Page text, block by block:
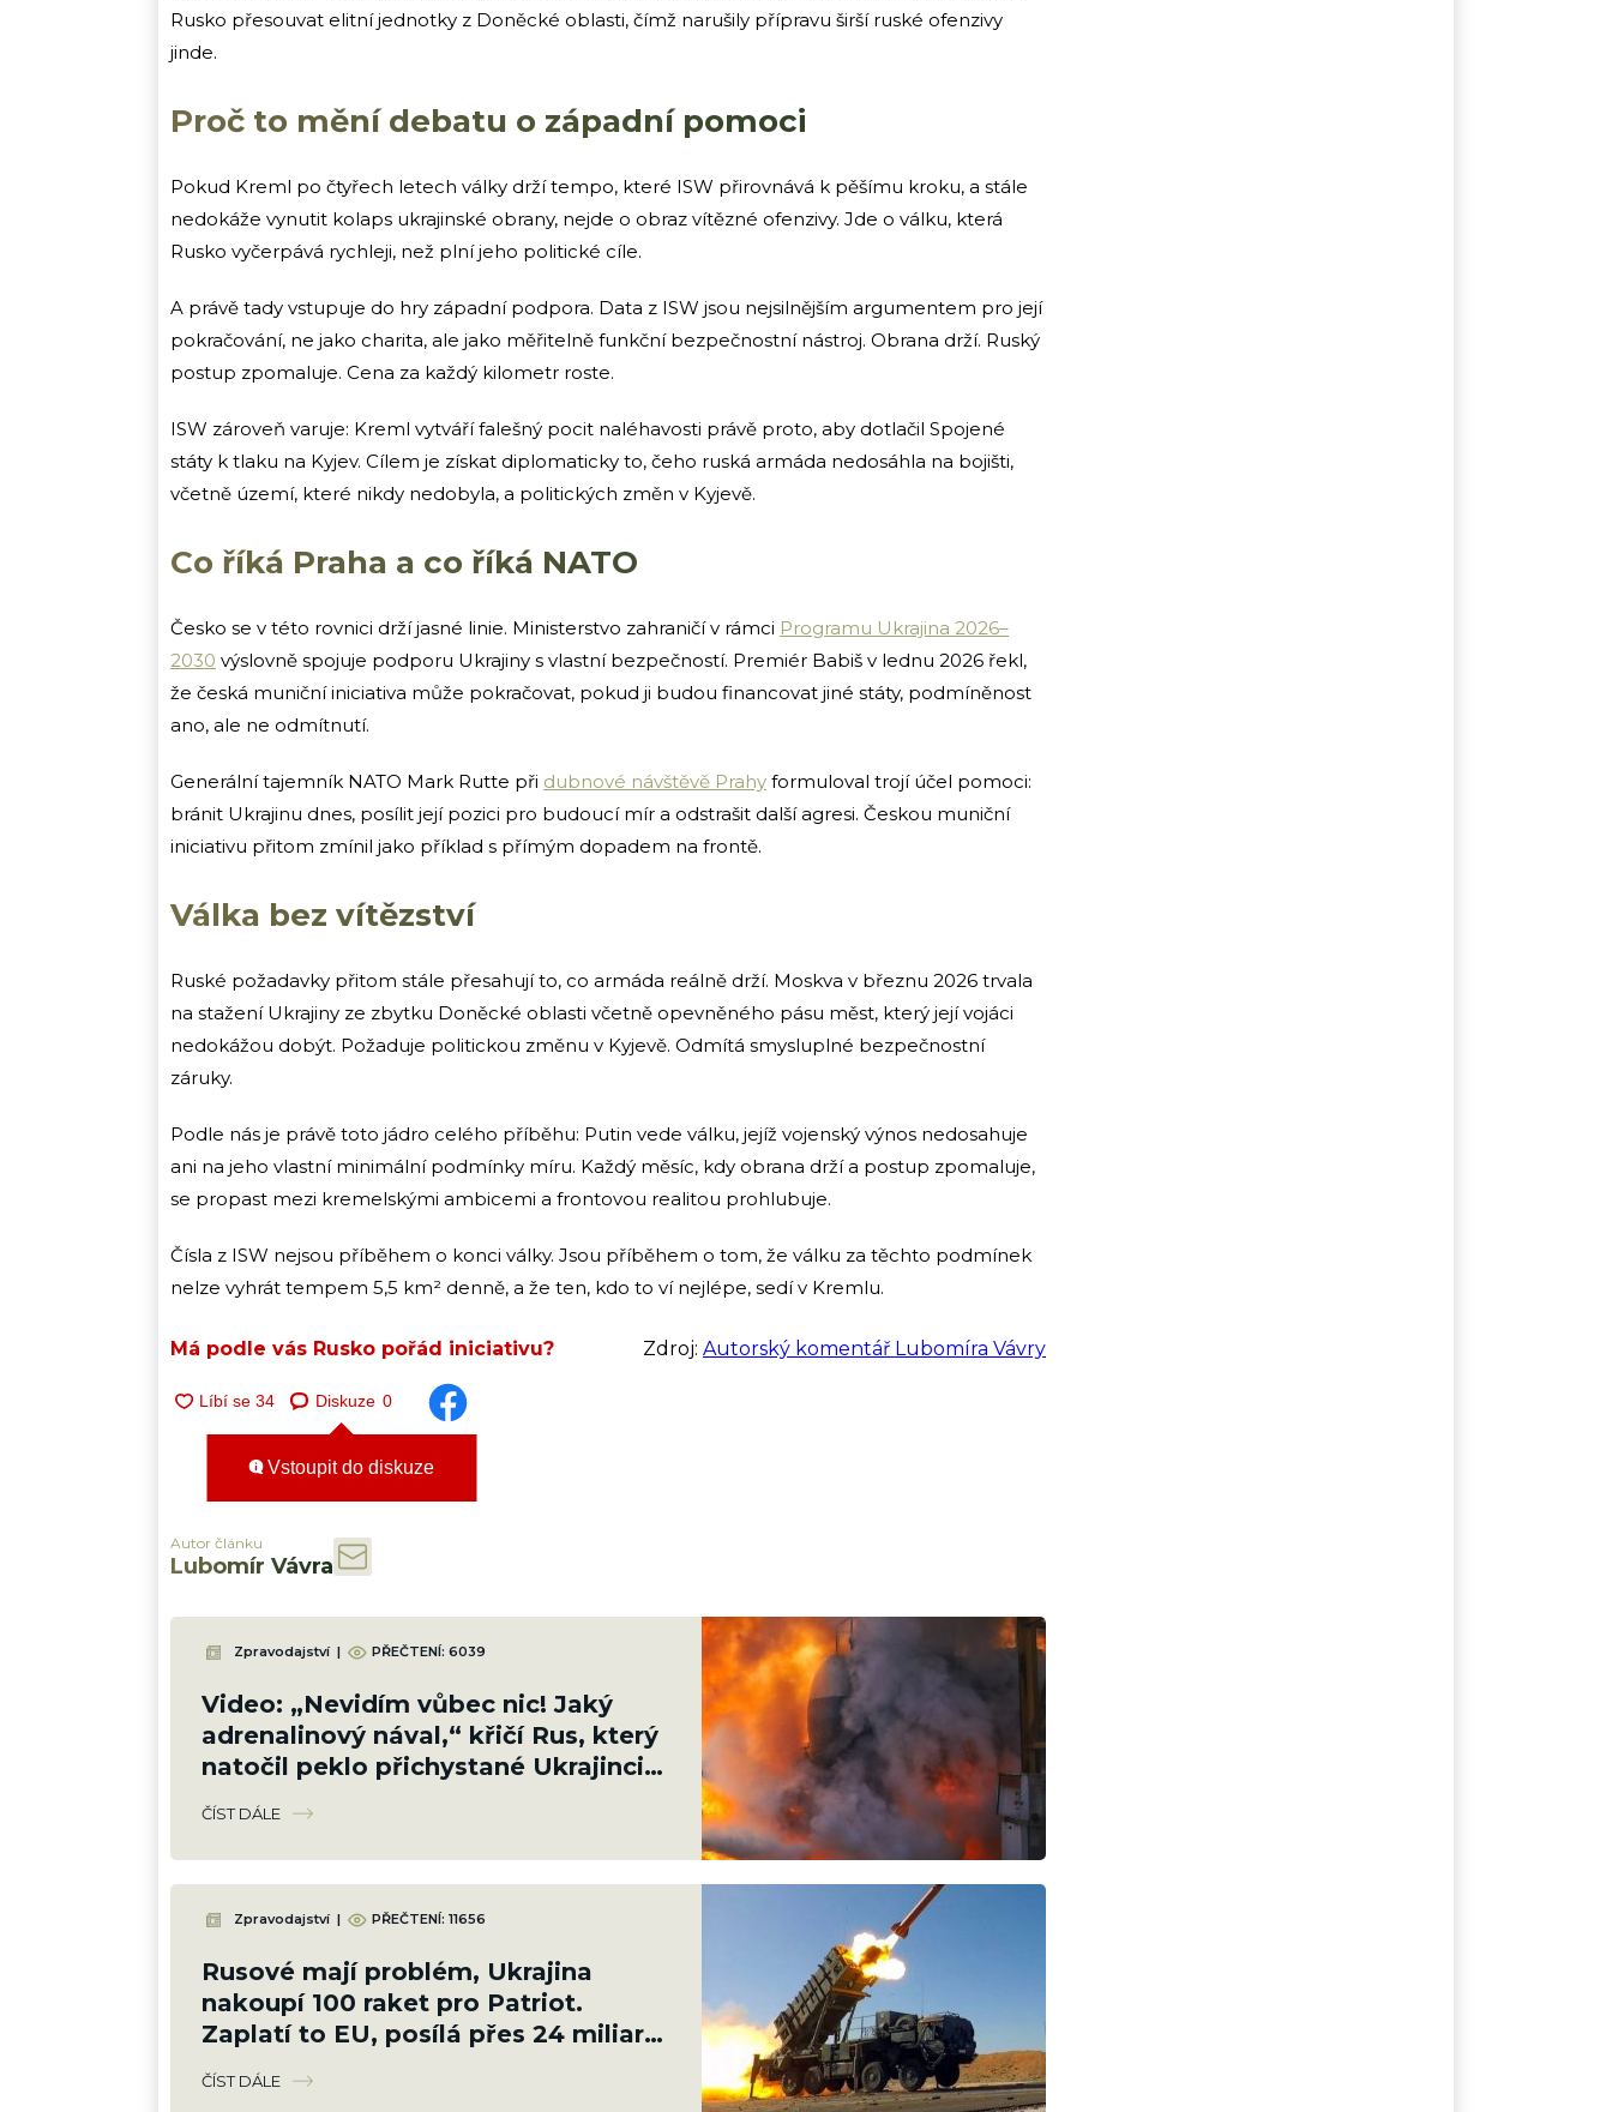
Rusko přesouvat elitní jednotky z Doněcké oblasti, čímž narušily přípravu širší ruské ofenzivy
jinde.
Proč to mění debatu o západní pomoci
Pokud Kreml po čtyřech letech války drží tempo, které ISW přirovnává k pěšímu kroku, a stále
nedokáže vynutit kolaps ukrajinské obrany, nejde o obraz vítězné ofenzivy. Jde o válku, která
Rusko vyčerpává rychleji, než plní jeho politické cíle.
A právě tady vstupuje do hry západní podpora. Data z ISW jsou nejsilnějším argumentem pro její
pokračování, ne jako charita, ale jako měřitelně funkční bezpečnostní nástroj. Obrana drží. Ruský
postup zpomaluje. Cena za každý kilometr roste.
ISW zároveň varuje: Kreml vytváří falešný pocit naléhavosti právě proto, aby dotlačil Spojené
státy k tlaku na Kyjev. Cílem je získat diplomaticky to, čeho ruská armáda nedosáhla na bojišti,
včetně území, které nikdy nedobyla, a politických změn v Kyjevě.
Co říká Praha a co říká NATO
Česko se v této rovnici drží jasné linie. Ministerstvo zahraničí v rámci Programu Ukrajina 2026–
2030 výslovně spojuje podporu Ukrajiny s vlastní bezpečností. Premiér Babiš v lednu 2026 řekl,
že česká muniční iniciativa může pokračovat, pokud ji budou financovat jiné státy, podmíněnost
ano, ale ne odmítnutí.
Generální tajemník NATO Mark Rutte při dubnové návštěvě Prahy formuloval trojí účel pomoci:
bránit Ukrajinu dnes, posílit její pozici pro budoucí mír a odstrašit další agresi. Českou muniční
iniciativu přitom zmínil jako příklad s přímým dopadem na frontě.
Válka bez vítězství
Ruské požadavky přitom stále přesahují to, co armáda reálně drží. Moskva v březnu 2026 trvala
na stažení Ukrajiny ze zbytku Doněcké oblasti včetně opevněného pásu měst, který její vojáci
nedokážou dobýt. Požaduje politickou změnu v Kyjevě. Odmítá smysluplné bezpečnostní
záruky.
Podle nás je právě toto jádro celého příběhu: Putin vede válku, jejíž vojenský výnos nedosahuje
ani na jeho vlastní minimální podmínky míru. Každý měsíc, kdy obrana drží a postup zpomaluje,
se propast mezi kremelskými ambicemi a frontovou realitou prohlubuje.
Čísla z ISW nejsou příběhem o konci války. Jsou příběhem o tom, že válku za těchto podmínek
nelze vyhrát tempem 5,5 km² denně, a že ten, kdo to ví nejlépe, sedí v Kremlu.
Má podle vás Rusko pořád iniciativu? Zdroj: Autorský komentář Lubomíra Vávry
Diskuze 0
Vstoupit do diskuze
Autor článku
Lubomír Vávra
Zpravodajství | PŘEČTENÍ: 6039
Video: „Nevidím vůbec nic! Jaký
adrenalinový nával,“ křičí Rus, který
natočil peklo přichystané Ukrajinci
cestou na Krym
ČÍST DÁLE
Zpravodajství | PŘEČTENÍ: 11656
Rusové mají problém, Ukrajina
nakoupí 100 raket pro Patriot.
Zaplatí to EU, posílá přes 24 miliard
Kč
ČÍST DÁLE